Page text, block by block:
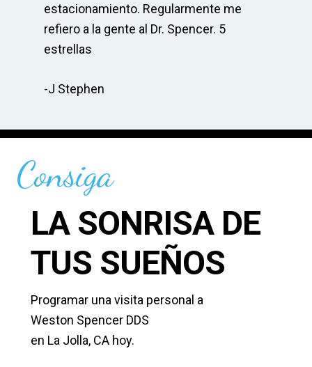
estacionamiento. Regularmente me
refiero a la gente al Dr. Spencer. 5
estrellas
-J Stephen
Consiga
LA SONRISA DE
TUS SUEÑOS
Programar una visita personal a
Weston Spencer DDS
en La Jolla, CA hoy.